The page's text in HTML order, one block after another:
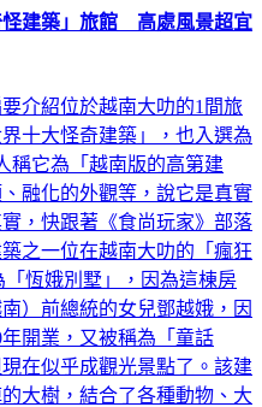
怪建築」旅館 高處風景超宜
介紹位於越南大叻的1間旅
十大怪奇建築」，也入選為
稱它為「越南版的高第建
融化的外觀等，說它是真實
，快跟著《食尚玩家》部落
之一位在越南大叻的「瘋狂
「恆娥別墅」，因為這棟房
）前總統的女兒鄧越娥，因
開業，又被稱為「童話
在似乎成觀光景點了。該建
大樹，結合了各種動物、大